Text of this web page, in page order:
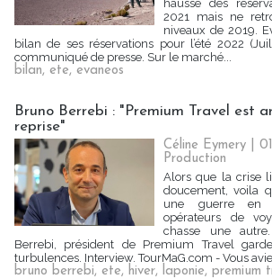
hausse des
2021 mais ne
niveaux de 2019.
bilan de ses réservations pour l’été 2022
communiqué de presse. Sur le marché...
bilan, ete, evaneos
Bruno Berrebi : "Premium Travel est
reprise"
Céline Eymery |
Production
Alors que la crise
doucement, voila
une guerre en
opérateurs de
chasse une
Berrebi, président de Premium Travel
turbulences. Interview. TourMaG.com - Vous
bruno berrebi, ete, hiver, laponie, premium